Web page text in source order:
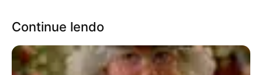
Continue lendo